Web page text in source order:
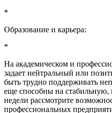
*
Образование и карьера:
*
На академическом и
задает нейтральный или
быть трудно поддерживать
еще способны на стабильную,
недели рассмотрите
профессиональных